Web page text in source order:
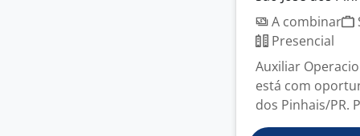
A combinar
Presencial
Auxiliar
está com
dos Pinhais/PR.